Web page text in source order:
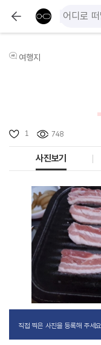
여행지
1 748
사진보기
직접 찍은 사진을 등록해 주세요.